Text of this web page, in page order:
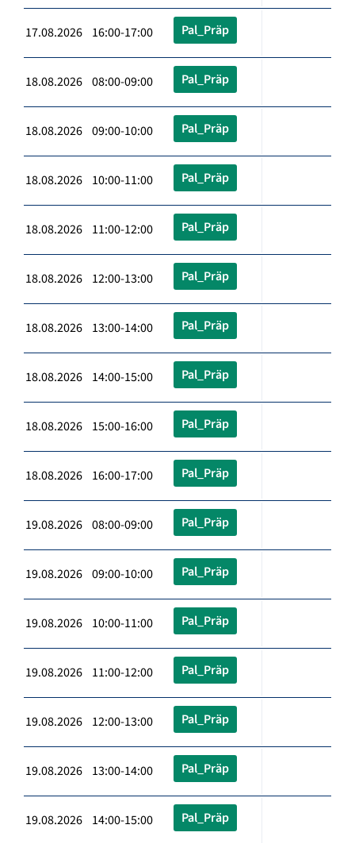
17.08.2026 16:00-17:00 Pal_Präp
18.08.2026 08:00-09:00 Pal_Präp
18.08.2026 09:00-10:00 Pal_Präp
18.08.2026 10:00-11:00 Pal_Präp
18.08.2026 11:00-12:00 Pal_Präp
18.08.2026 12:00-13:00 Pal_Präp
18.08.2026 13:00-14:00 Pal_Präp
18.08.2026 14:00-15:00 Pal_Präp
18.08.2026 15:00-16:00 Pal_Präp
18.08.2026 16:00-17:00 Pal_Präp
19.08.2026 08:00-09:00 Pal_Präp
19.08.2026 09:00-10:00 Pal_Präp
19.08.2026 10:00-11:00 Pal_Präp
19.08.2026 11:00-12:00 Pal_Präp
19.08.2026 12:00-13:00 Pal_Präp
19.08.2026 13:00-14:00 Pal_Präp
19.08.2026 14:00-15:00 Pal_Präp